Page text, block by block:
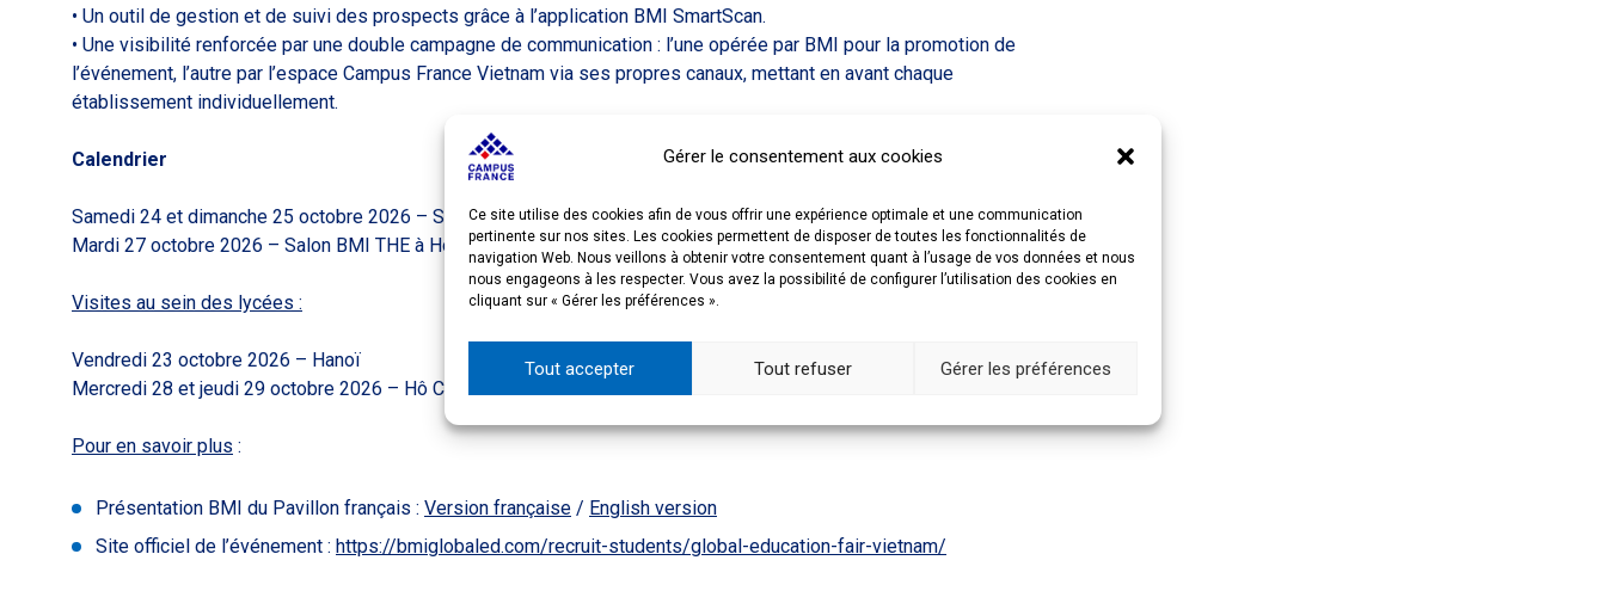
Gérer le consentement aux cookies
Ce site utilise des cookies afin de vous offrir une expérience optimale et une communication
pertinente sur nos sites. Les cookies permettent de disposer de toutes les fonctionnalités de
navigation Web. Nous veillons à obtenir votre consentement quant à l’usage de vos données et nous
nous engageons à les respecter. Vous avez la possibilité de configurer l’utilisation des cookies en
cliquant sur « Gérer les préférences ».
Tout accepter Tout refuser Gérer les préférences
• Un outil de gestion et de suivi des prospects grâce à l’application BMI SmartScan.
• Une visibilité renforcée par une double campagne de communication : l’une opérée par BMI pour la promotion de
l’événement, l’autre par l’espace Campus France Vietnam via ses propres canaux, mettant en avant chaque
établissement individuellement.
Calendrier
Samedi 24 et dimanche 25 octobre 2026 – Salon BMI THE à Hanoï
Mardi 27 octobre 2026 – Salon BMI THE à Hô Chi Minh-Ville
Visites au sein des lycées :
Vendredi 23 octobre 2026 – Hanoï
Mercredi 28 et jeudi 29 octobre 2026 – Hô Chi Minh-Ville
Pour en savoir plus :
Présentation BMI du Pavillon français : Version française / English version
Site officiel de l’événement : https://bmiglobaled.com/recruit-students/global-education-fair-vietnam/